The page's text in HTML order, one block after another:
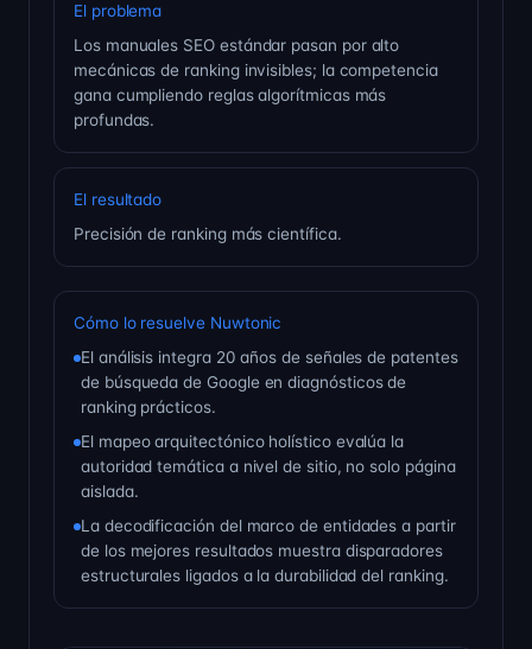
El problema
Los manuales SEO estándar pasan por alto
mecánicas de ranking invisibles; la competencia
gana cumpliendo reglas algorítmicas más
profundas.
El resultado
Precisión de ranking más científica.
Cómo lo resuelve Nuwtonic
El análisis integra 20 años de señales de patentes
de búsqueda de Google en diagnósticos de
ranking prácticos.
El mapeo arquitectónico holístico evalúa la
autoridad temática a nivel de sitio, no solo página
aislada.
La decodificación del marco de entidades a partir
de los mejores resultados muestra disparadores
estructurales ligados a la durabilidad del ranking.